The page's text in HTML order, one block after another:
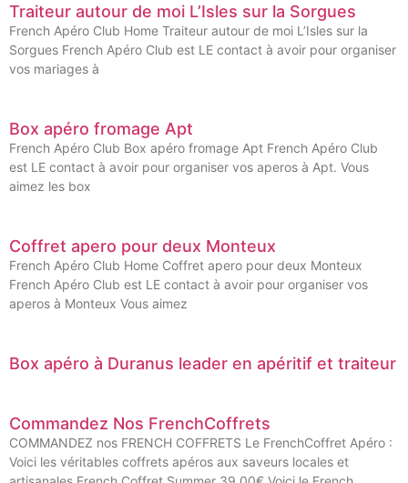
Traiteur autour de moi L’Isles sur la Sorgues
French Apéro Club Home Traiteur autour de moi L’Isles sur la
Sorgues French Apéro Club est LE contact à avoir pour organiser
vos mariages à
Box apéro fromage Apt
French Apéro Club Box apéro fromage Apt French Apéro Club
est LE contact à avoir pour organiser vos aperos à Apt. Vous
aimez les box
Coffret apero pour deux Monteux
French Apéro Club Home Coffret apero pour deux Monteux
French Apéro Club est LE contact à avoir pour organiser vos
aperos à Monteux Vous aimez
Box apéro à Duranus leader en apéritif et traiteur
Commandez Nos FrenchCoffrets
COMMANDEZ nos FRENCH COFFRETS Le FrenchCoffret Apéro :
Voici les véritables coffrets apéros aux saveurs locales et